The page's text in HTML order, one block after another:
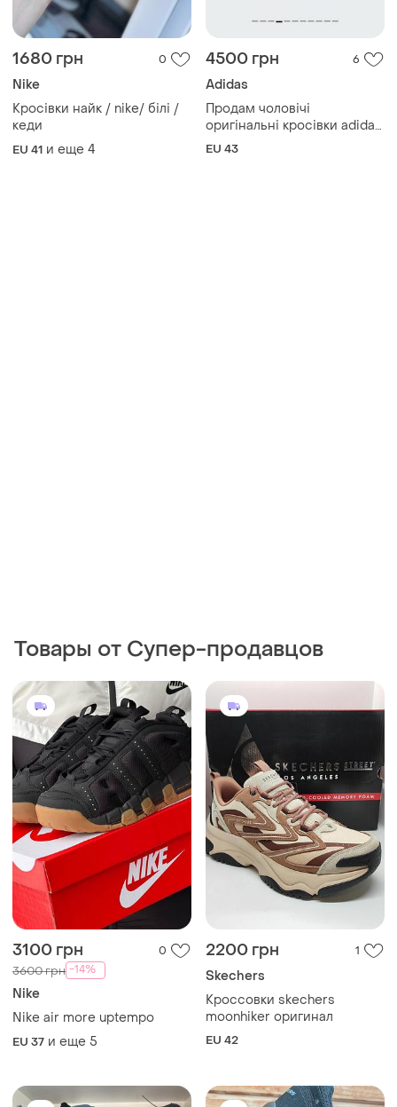
1680 грн 0
Nike
Кросівки найк / nike/ білі /
кеди
EU 41 и еще 4
4500 грн 6
Adidas
Продам чоловічі
оригінальні кросівки adidas
handball spezial 43 розмір
EU 43
Товары от Супер-продавцов
3100 грн 0
3600 грн -14%
Nike
Nike air more uptempo
EU 37 и еще 5
2200 грн 1
Skechers
Кроссовки skechers
moonhiker оригинал
EU 42